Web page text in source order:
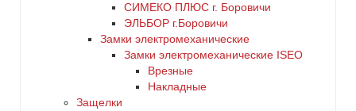
СИМЕКО ПЛЮС г. Боровичи
ЭЛЬБОР г.Боровичи
Замки электромеханические
Замки электромеханические ISEO
Врезные
Накладные
Защелки